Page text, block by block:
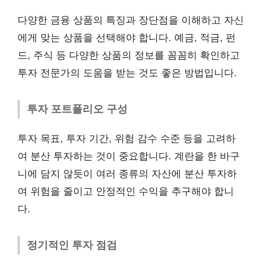
다양한 금융 상품의 특징과 장단점을 이해하고 자신
에게 맞는 상품을 선택해야 합니다. 예금, 적금, 펀
드, 주식 등 다양한 상품의 정보를 꼼꼼히 확인하고
투자 전문가의 도움을 받는 것도 좋은 방법입니다.
투자 포트폴리오 구성
투자 목표, 투자 기간, 위험 감수 수준 등을 고려하
여 분산 투자하는 것이 중요합니다. 계란을 한 바구
니에 담지 않듯이 여러 종류의 자산에 분산 투자하
여 위험을 줄이고 안정적인 수익을 추구해야 합니
다.
정기적인 투자 점검